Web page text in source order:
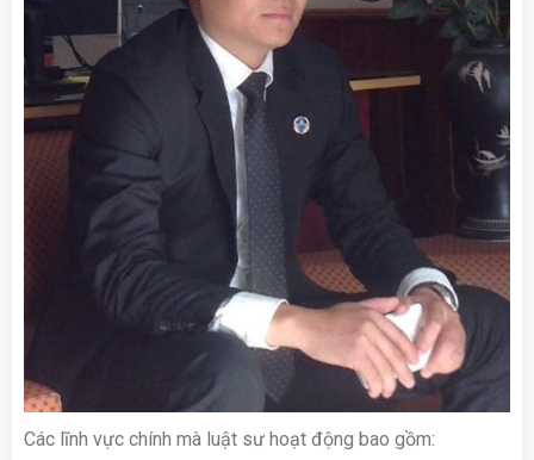
Các lĩnh vực chính mà luật sư hoạt động bao gồm: